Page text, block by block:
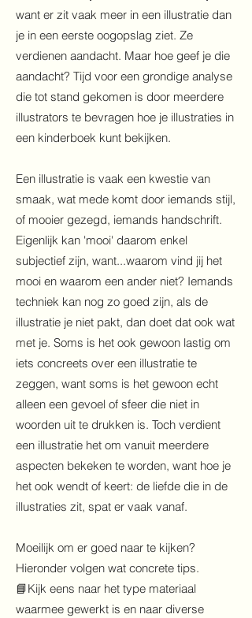
want er zit vaak meer in een illustratie dan
je in een eerste oogopslag ziet. Ze
verdienen aandacht. Maar hoe geef je die
aandacht? Tijd voor een grondige analyse
die tot stand gekomen is door meerdere
illustrators te bevragen hoe je illustraties in
een kinderboek kunt bekijken.
Een illustratie is vaak een kwestie van
smaak, wat mede komt door iemands stijl,
of mooier gezegd, iemands handschrift.
Eigenlijk kan 'mooi' daarom enkel
subjectief zijn, want...waarom vind jij het
mooi en waarom een ander niet? Iemands
techniek kan nog zo goed zijn, als de
illustratie je niet pakt, dan doet dat ook wat
met je. Soms is het ook gewoon lastig om
iets concreets over een illustratie te
zeggen, want soms is het gewoon echt
alleen een gevoel of sfeer die niet in
woorden uit te drukken is. Toch verdient
een illustratie het om vanuit meerdere
aspecten bekeken te worden, want hoe je
het ook wendt of keert: de liefde die in de
illustraties zit, spat er vaak vanaf.
Moeilijk om er goed naar te kijken?
Hieronder volgen wat concrete tips.
📘Kijk eens naar het type materiaal
waarmee gewerkt is en naar diverse